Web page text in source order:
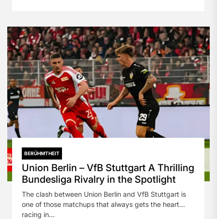
BERÜHMTHEIT
Union Berlin – VfB Stuttgart A Thrilling
Bundesliga Rivalry in the Spotlight
The clash between Union Berlin and VfB Stuttgart is
one of those matchups that always gets the heart
racing in...